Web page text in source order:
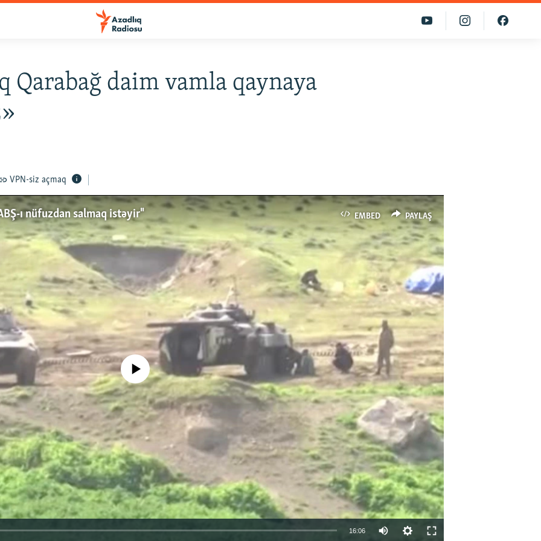
Qarabağ daim vamla qaynaya
VPN-siz açmaq
EMBED PAYLAŞ
ı nüfuzdan salmaq istəyir"
No media source currently available
16:06